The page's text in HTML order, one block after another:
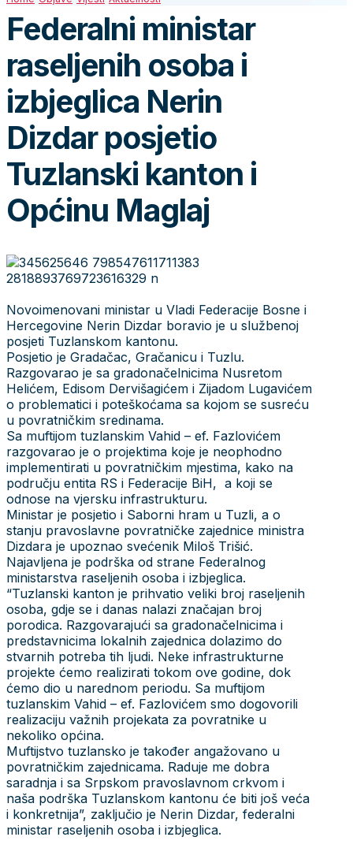
Federalni ministar
raseljenih osoba i
izbjeglica Nerin
Dizdar posjetio
Tuzlanski kanton i
Općinu Maglaj
Novoimenovani ministar u Vladi Federacije Bosne i
Hercegovine Nerin Dizdar boravio je u službenoj
posjeti Tuzlanskom kantonu.
Posjetio je Gradačac, Gračanicu i Tuzlu.
Razgovarao je sa gradonačelnicima Nusretom
Helićem, Edisom Dervišagićem i Zijadom Lugavićem
o problematici i poteškoćama sa kojom se susreću
u povratničkim sredinama.
Sa muftijom tuzlanskim Vahid – ef. Fazlovićem
razgovarao je o projektima koje je neophodno
implementirati u povratničkim mjestima, kako na
području entita RS i Federacije BiH, a koji se
odnose na vjersku infrastrukturu.
Ministar je posjetio i Saborni hram u Tuzli, a o
stanju pravoslavne povratničke zajednice ministra
Dizdara je upoznao svećenik Miloš Trišić.
Najavljena je podrška od strane Federalnog
ministarstva raseljenih osoba i izbjeglica.
“Tuzlanski kanton je prihvatio veliki broj raseljenih
osoba, gdje se i danas nalazi značajan broj
porodica. Razgovarajući sa gradonačelnicima i
predstavnicima lokalnih zajednica dolazimo do
stvarnih potreba tih ljudi. Neke infrastrukturne
projekte ćemo realizirati tokom ove godine, dok
ćemo dio u narednom periodu. Sa muftijom
tuzlanskim Vahid – ef. Fazlovićem smo dogovorili
realizaciju važnih projekata za povratnike u
nekoliko općina.
Muftijstvo tuzlansko je također angažovano u
povratničkim zajednicama. Raduje me dobra
saradnja i sa Srpskom pravoslavnom crkvom i
naša podrška Tuzlanskom kantonu će biti još veća
i konkretnija”, zaključio je Nerin Dizdar, federalni
ministar raseljenih osoba i izbjeglica.